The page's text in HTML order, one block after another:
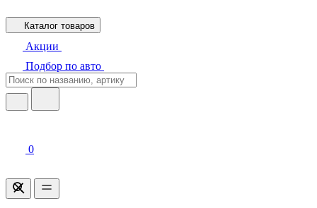
Каталог товаров
Акции
Подбор по авто
0